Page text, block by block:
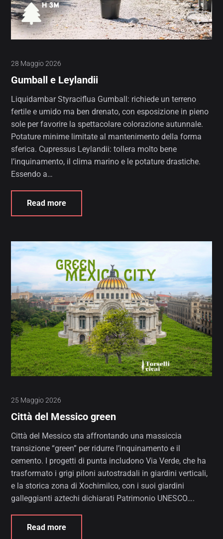
28 Maggio 2026
Gumball e Leylandii
Liquidambar Styraciflua Gumball: richiede un terreno
fertile e umido ma ben drenato, con esposizione in pieno
sole per favorire la spettacolare colorazione autunnale.
Potature minime limitate al mantenimento della forma
sferica. Cupressus Leylandii: tollera molto bene
l’inquinamento, il clima marino e le potature drastiche.
Essendo a…
Read more
25 Maggio 2026
Città del Messico green
Città del Messico sta affrontando una massiccia
transizione “green” per ridurre l’inquinamento e il
cemento. I progetti di punta includono Via Verde, che ha
trasformato i grigi piloni autostradali in giardini verticali,
e la storica zona di Xochimilco, con i suoi giardini
galleggianti aztechi dichiarati Patrimonio UNESCO….
Read more